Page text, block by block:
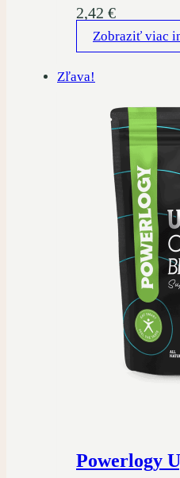
2,42 €
Zobraziť viac
Zľava!
Powerlogy